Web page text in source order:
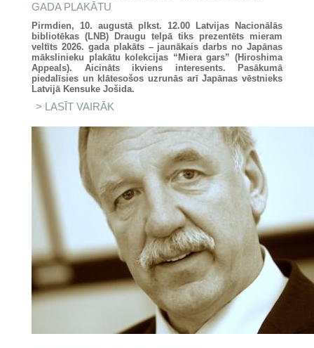
GADA PLAKĀTU
Pirmdien, 10. augustā plkst. 12.00 Latvijas Nacionālās
bibliotēkas (LNB) Draugu telpā tiks prezentēts mieram
veltīts 2026. gada plakāts – jaunākais darbs no Japānas
mākslinieku plakātu kolekcijas “Miera gars” (Hiroshima
Appeals). Aicināts ikviens interesents. Pasākumā
piedalīsies un klātesošos uzrunās arīJapānas vēstnieks
Latvijā Kensuke Jošida.
LASĪT VAIRĀK
NACIONĀLAJĀ BIBLIOTĒKĀ
PREZENTĒS 2026. GADA
PLAKĀTU